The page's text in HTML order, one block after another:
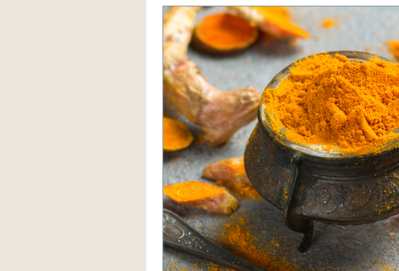
massage, médecine douce fibres
mal de dos, stress détox, jus, fruits